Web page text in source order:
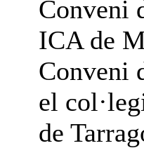
Conveni
ICA de
Conveni
el
de